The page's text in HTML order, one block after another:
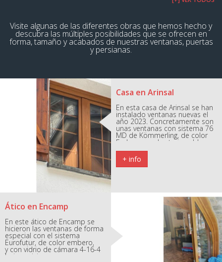
Visite algunas de las diferentes obras que hemos hecho y
descubra las múltiples posibilidades que se ofrecen en
forma, tamaño y acabados de nuestras ventanas, puertas
y persianas.
Casa en Arinsal
En esta casa de Arinsal se han
instalado ventanas nuevas el
año 2023. Concretamente son
unas ventanas con sistema 76
MD de Kömmerling, de color
Embero en el exterior y blanco
en el interior. Además cuentan
con triple vidrio laminado.
+ info
Ático en Encamp
En este ático de Encamp se
hicieron las ventanas de forma
especial con el sistema
Eurofutur, de color embero,
y con vidrio de cámara 4-16-4
bajo emisivo.